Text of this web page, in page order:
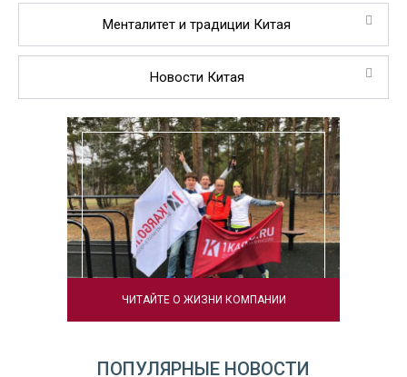
Менталитет и традиции Китая
Новости Китая
ЧИТАЙТЕ О ЖИЗНИ КОМПАНИИ
ПОПУЛЯРНЫЕ НОВОСТИ